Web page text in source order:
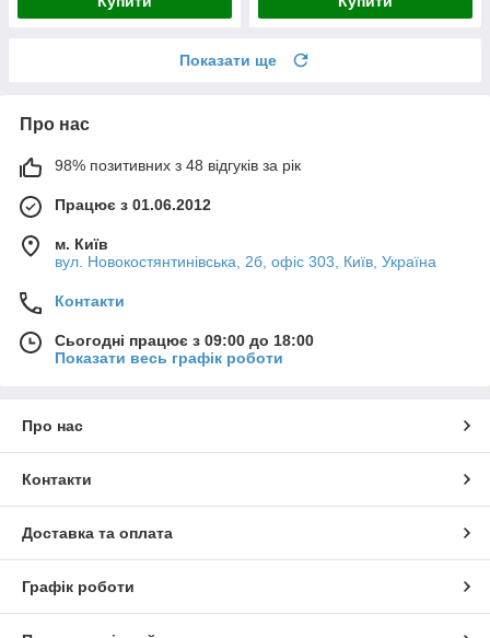
Показати ще
Про нас
98% позитивних з 48 відгуків за рік
Працює з 01.06.2012
м. Київ
вул. Новокостянтинівська, 2б, офіс 303, Київ, Україна
Контакти
Сьогодні працює з 09:00 до 18:00
Показати весь графік роботи
Про нас
Контакти
Доставка та оплата
Графік роботи